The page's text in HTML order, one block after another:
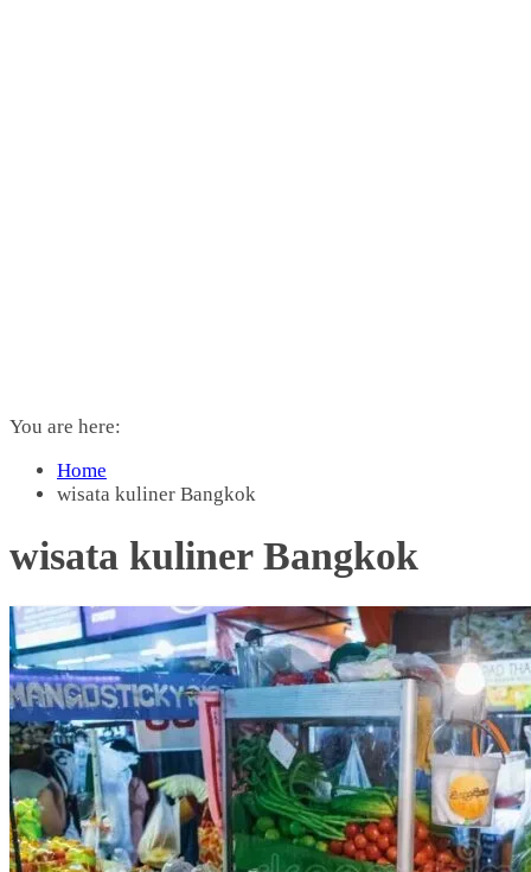
You are here:
Home
wisata kuliner Bangkok
wisata kuliner Bangkok